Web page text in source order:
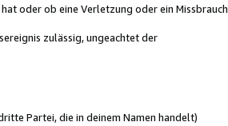
oder ob eine Verletzung oder ein Missbrauch
zulässig, ungeachtet der
Partei, die in deinem Namen handelt)